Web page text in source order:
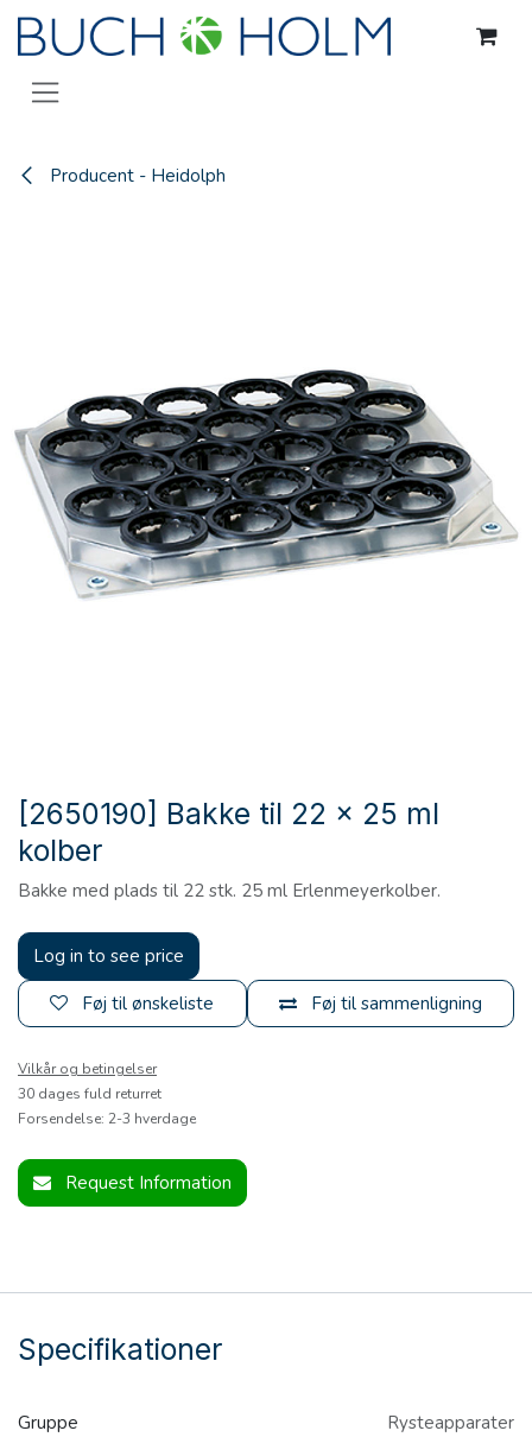
Gå til indhold
Producent - Heidolph
[2650190] Bakke til 22 x 25 ml
kolber
Bakke med plads til 22 stk. 25 ml Erlenmeyerkolber.
Log in to see price
Føj til sammenligning
Føj til ønskeliste
Vilkår og betingelser
30 dages fuld returret
Forsendelse: 2-3 hverdage
Request Information
Specifikationer
Gruppe Rysteapparater